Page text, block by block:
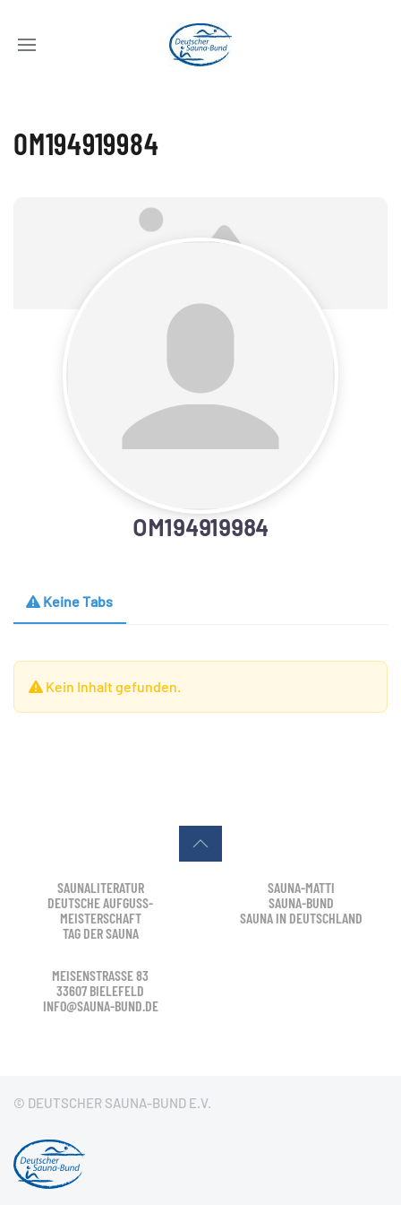
OM194919984
OM194919984
Keine Tabs
Kein Inhalt gefunden.
SAUNALITERATUR
DEUTSCHE AUFGUSS-
MEISTERSCHAFT
TAG DER SAUNA
SAUNA-MATTI
SAUNA-BUND
SAUNA IN DEUTSCHLAND
MEISENSTRASSE 83
33607 BIELEFELD
INFO@SAUNA-BUND.DE
© DEUTSCHER SAUNA-BUND E.V.